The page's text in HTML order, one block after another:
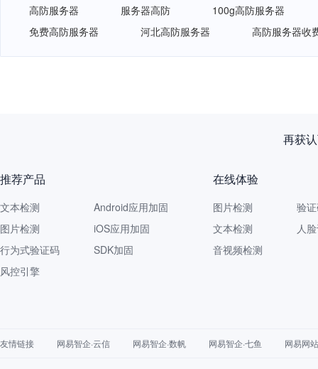
高防服务器 服务器高防
100g高防服务器
免费高防服务器
河北高防服务器 高防服务器收
再获
推荐产品
文本检测
图片检测
行为式验证码
风控引擎
Android应用加固
iOS应用加固
SDK加固
在线体验
图片检测
文本检测
音视频检测
验
人
友情链接 网易智企·云信 网易智企·数帆 网易智企·七鱼 网易网